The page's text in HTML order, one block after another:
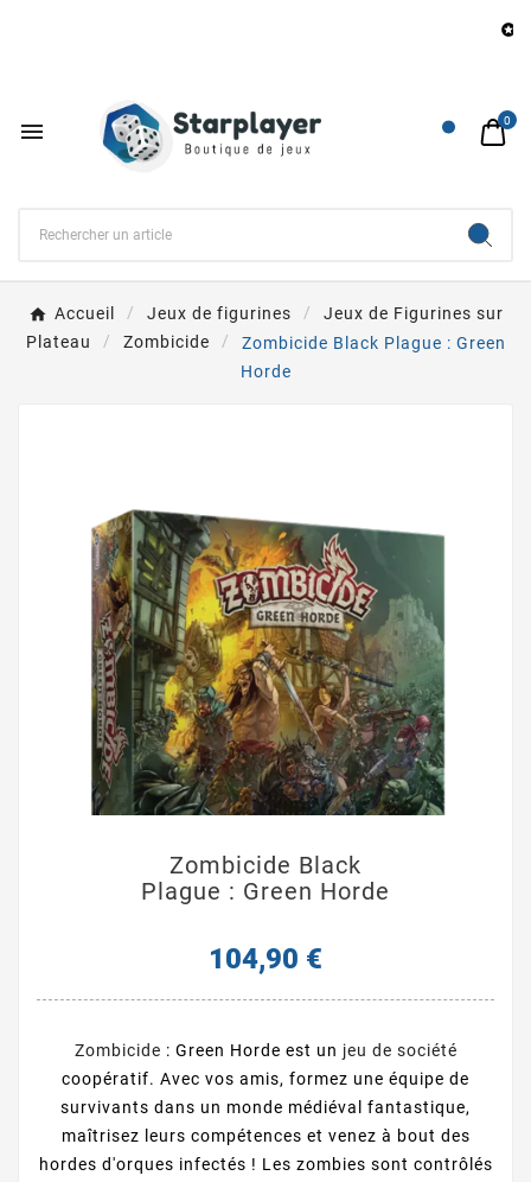

 0
Accueil Jeux de figurines
Jeux de Figurines sur
Plateau
Zombicide
Zombicide Black Plague : Green
Horde
Zombicide Black
Plague : Green Horde
104,90 €
Zombicide : Green Horde est un jeu de société
coopératif. Avec vos amis, formez une équipe de
survivants dans un monde médiéval fantastique,
maîtrisez leurs compétences et venez à bout des
hordes d'orques infectés ! Les zombies sont contrôlés